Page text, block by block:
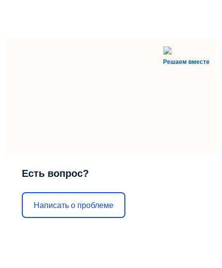
Решаем вместе
Есть вопрос?
Написать о проблеме